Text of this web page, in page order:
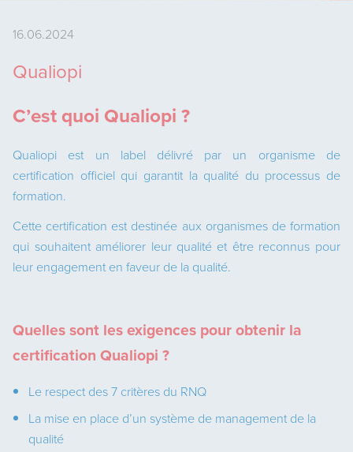
16.06.2024
Qualiopi
C’est quoi Qualiopi ?
Qualiopi est un label délivré par un organisme de
certification officiel qui garantit la qualité du processus de
formation.
Cette certification est destinée aux organismes de formation
qui souhaitent améliorer leur qualité et être reconnus pour
leur engagement en faveur de la qualité.
Quelles sont les exigences pour obtenir la
certification Qualiopi ?
Le respect des 7 critères du RNQ
La mise en place d’un système de management de la
qualité